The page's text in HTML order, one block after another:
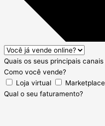
Quais os seus principais
Como você vende?
Loja virtual
Qual o seu faturamento?